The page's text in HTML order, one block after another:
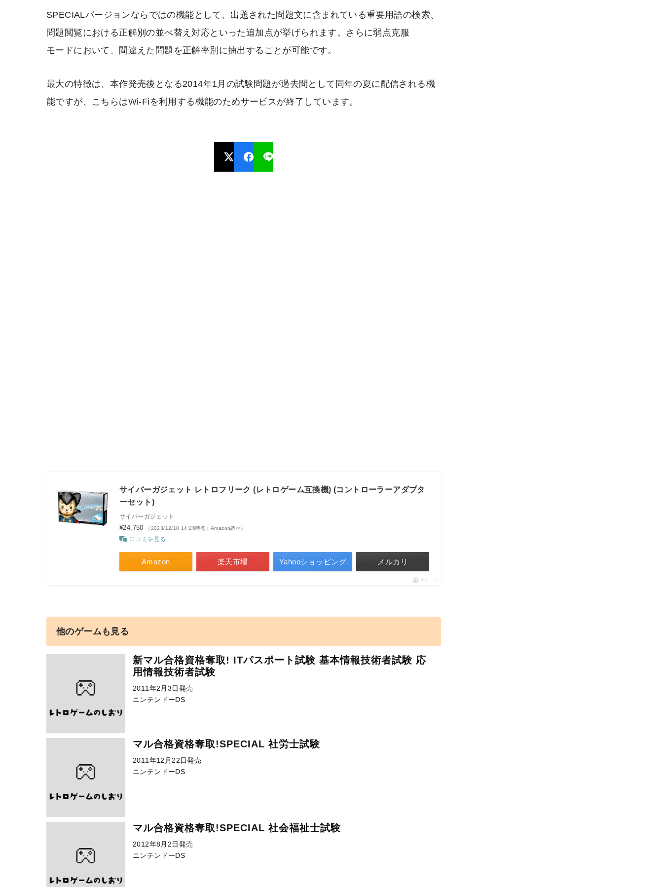
SPECIALバージョンならではの機能として、出題された問題文に含まれている重要用語の検索、
問題閲覧における正解別の並べ替え対応といった追加点が挙げられます。さらに弱点克服
モードにおいて、間違えた問題を正解率別に抽出することが可能です。
最大の特徴は、本作発売後となる2014年1月の試験問題が過去問として同年の夏に配信される機
能ですが、こちらはWi-Fiを利用する機能のためサービスが終了しています。
サイバーガジェット レトロフリーク (レトロゲーム互換機) (コントローラーアダプタ
ーセット)
サイバーガジェット
¥24,750 （2023/12/10 14:26時点 | Amazon調べ）
口コミを見る
Amazon 楽天市場 Yahooショッピング メルカリ
ポチップ
他のゲームも見る
新マル合格資格奪取! ITパスポート試験 基本情報技術者試験 応
用情報技術者試験
2011年2月3日発売
ニンテンドーDS
マル合格資格奪取!SPECIAL 社労士試験
2011年12月22日発売
ニンテンドーDS
マル合格資格奪取!SPECIAL 社会福祉士試験
2012年8月2日発売
ニンテンドーDS